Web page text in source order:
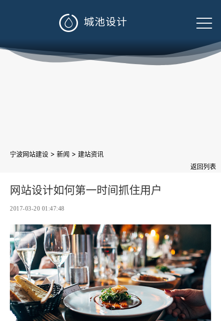

宁波网站建设 > 新闻 > 建站资讯
返回列表
网站设计如何第一时间抓住用户
2017-03-20 01:47:48